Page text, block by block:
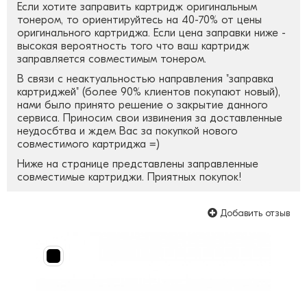
Если хотите заправить картридж оригинальным
тонером, то ориентируйтесь на 40-70% от цены
оригинального картриджа. Если цена заправки ниже -
высокая вероятность того что ваш картридж
заправляется совместимым тонером.
В связи с неактуальностью направления "заправка
картриджей" (более 90% клиентов покупают новый),
нами было принято решение о закрытие данного
сервиса. Приносим свои извинения за доставленные
неудосбтва и ждем Вас за покупкой нового
совместимого картриджа =)
Ниже на странице представлены заправленные
совместимые картриджи. Приятных покупок!
Добавить отзыв